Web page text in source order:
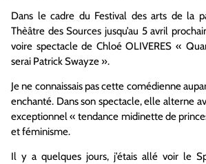
Dans le cadre du Festival des arts de la
Thèâtre des Sources jusqu’au 5 avril
voire spectacle de Chloé OLIVERES «
serai Patrick Swayze ».
Je ne connaissais pas cette comédienne
enchanté. Dans son spectacle, elle alterne
exceptionnel « tendance midinette de
et féminisme.
Il y a quelques jours, j’étais allé voir le